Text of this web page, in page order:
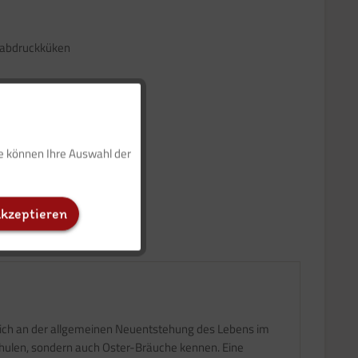
an der allgemeinen Neuentstehung des Lebens im
sondern auch Oster-Bräuche kennen. Eine
Inaktiv
können Ihre Auswahl der